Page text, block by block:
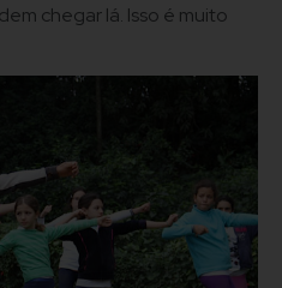
chegar lá. Isso é muito